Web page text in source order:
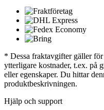
* Dessa fraktavgifter gäller
ytterligare kostnader, t.ex. på
eller egenskaper. Du hittar
produktbeskrivningen.
Hjälp och support